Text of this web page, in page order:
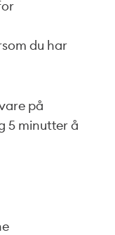
du har
på
5 minutter å